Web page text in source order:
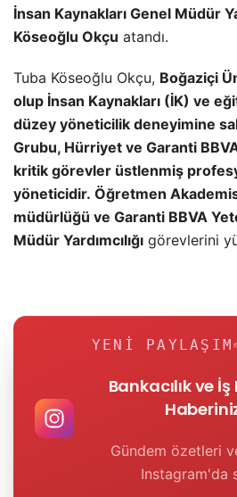
İnsan Kaynakları Genel Müdür
Köseoğlu Okçu atandı.
Tuba Köseoğlu Okçu, Boğaziçi
olup İnsan Kaynakları (İK) ve
düzey yöneticilik deneyimine
Grubu, Hürriyet ve Garanti
kritik görevler üstlenmiş
yöneticidir. Öğretmen
müdürlüğü ve Garanti BBVA
Müdür Yardımcılığı görevlerini
YENI PAYLAŞIM
Bankacılık ve
Gündem özetleri
Instagram'da